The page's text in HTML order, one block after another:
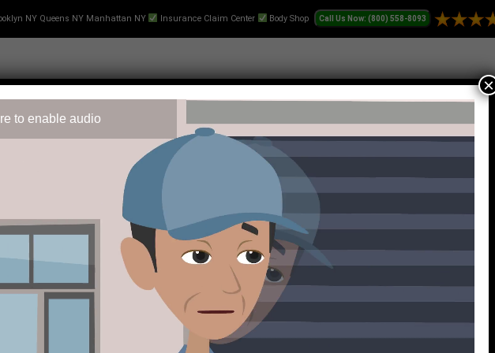
NY Queens NY Manhattan NY Insurance Claim Center Body Shop
Text-Collision-Estimate Towing Videos
und bieten Fans eine spannende Möglichkeit, ihr Fachwissen unter Beweis zu stellen.
auf laufende Begegnungen abzugeben. Die Plattform hat sich durch ihre intuitive
to enable audio
×